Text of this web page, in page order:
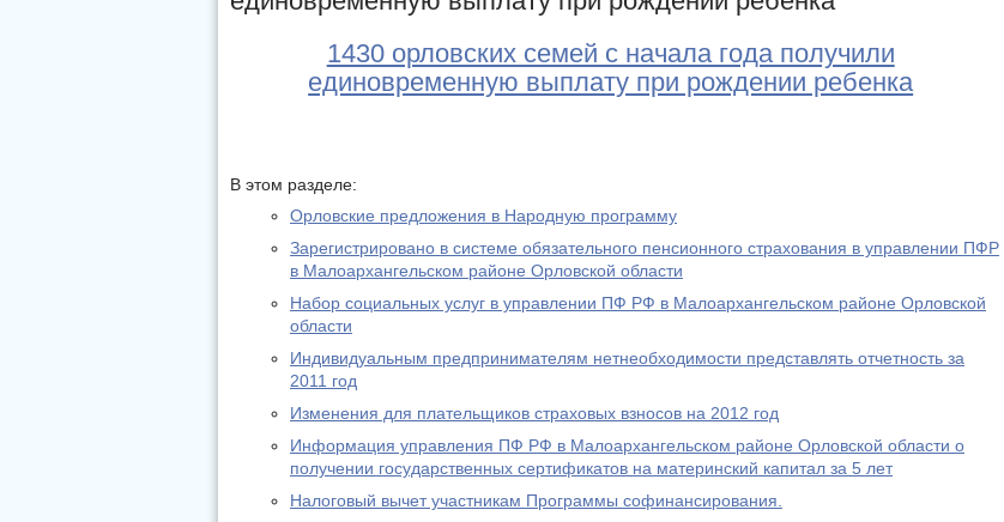
1430 орловских семей с начала года получили
единовременную выплату при рождении ребенка
В этом разделе:
Орловские предложения в Народную программу
Зарегистрировано в системе обязательного пенсионного страхования в управлении ПФР
в Малоархангельском районе Орловской области
Набор социальных услуг в управлении ПФ РФ в Малоархангельском районе Орловской
области
Индивидуальным предпринимателям нетнеобходимости представлять отчетность за
2011 год
Изменения для плательщиков страховых взносов на 2012 год
Информация управления ПФ РФ в Малоархангельском районе Орловской области о
получении государственных сертификатов на материнский капитал за 5 лет
Налоговый вычет участникам Программы софинансирования.